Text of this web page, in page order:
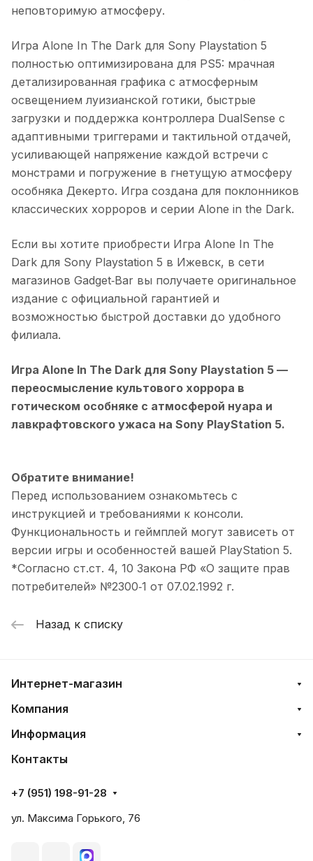
неповторимую атмосферу.
Игра Alone In The Dark для Sony Playstation 5
полностью оптимизирована для PS5: мрачная
детализированная графика с атмосферным
освещением луизианской готики, быстрые
загрузки и поддержка контроллера DualSense с
адаптивными триггерами и тактильной отдачей,
усиливающей напряжение каждой встречи с
монстрами и погружение в гнетущую атмосферу
особняка Декерто. Игра создана для поклонников
классических хорроров и серии Alone in the Dark.
Если вы хотите приобрести Игра Alone In The
Dark для Sony Playstation 5 в Ижевск, в сети
магазинов Gadget‑Bar вы получаете оригинальное
издание с официальной гарантией и
возможностью быстрой доставки до удобного
филиала.
Игра Alone In The Dark для Sony Playstation 5 —
переосмысление культового хоррора в
готическом особняке с атмосферой нуара и
лавкрафтовского ужаса на Sony PlayStation 5.
Обратите внимание!
Перед использованием ознакомьтесь с
инструкцией и требованиями к консоли.
Функциональность и геймплей могут зависеть от
версии игры и особенностей вашей PlayStation 5.
*Согласно ст.ст. 4, 10 Закона РФ «О защите прав
потребителей» №2300‑1 от 07.02.1992 г.
Назад к списку
Интернет-магазин
Компания
Информация
Контакты
+7 (951) 198-91-28
ул. Максима Горького, 76